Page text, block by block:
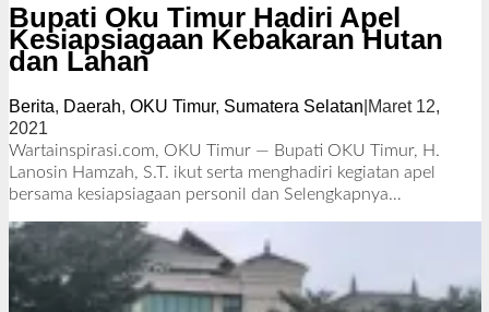
Bupati Oku Timur Hadiri Apel
Kesiapsiagaan Kebakaran Hutan
dan Lahan
Berita, Daerah, OKU Timur, Sumatera Selatan Maret 12,
2021
l
e
h
a
Wartainspirasi.com, OKU Timur — Bupati OKU Timur, H.
Lanosin Hamzah, S.T. ikut serta menghadiri kegiatan apel
bersama kesiapsiagaan personil dan Selengkapnya…